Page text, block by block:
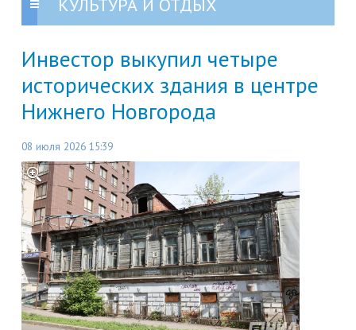
КУЛЬТУРА И ОТДЫХ
Инвестор выкупил четыре
исторических здания в центре
Нижнего Новгорода
08 июля 2026 15:39